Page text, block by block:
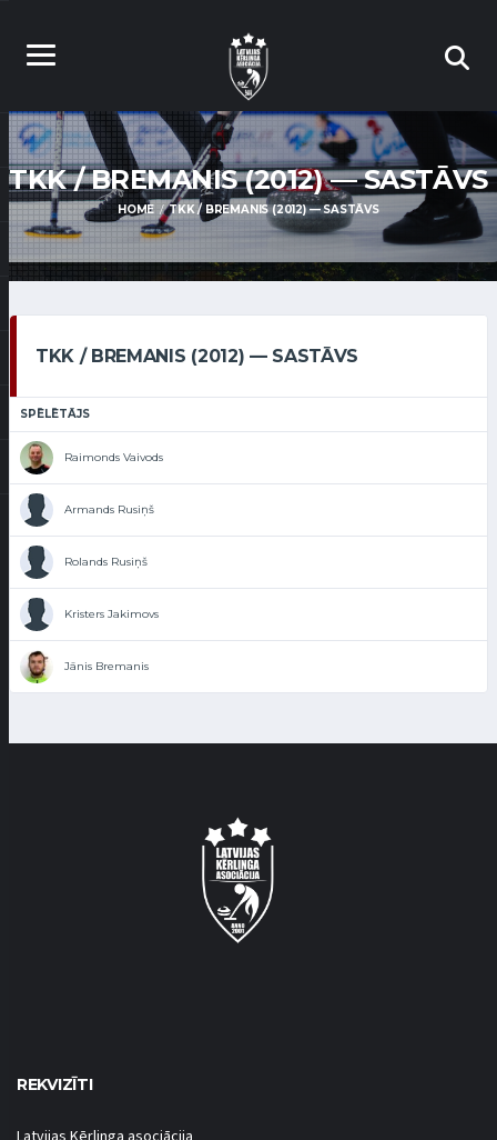
TKK / BREMANIS (2012) — SASTĀVS
HOME TKK / BREMANIS (2012) — SASTĀVS
TKK / BREMANIS (2012) — SASTĀVS
SPĒLĒTĀJS
Raimonds Vaivods
Armands Rusiņš
Rolands Rusiņš
Kristers Jakimovs
Jānis Bremanis
REKVIZĪTI